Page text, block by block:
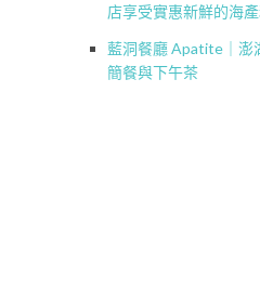
店享受實惠新鮮的海
藍洞餐廳 Apatite｜澎
簡餐與下午茶